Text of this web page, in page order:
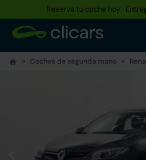
Reserva tu coche hoy ·
Coches de segunda mano